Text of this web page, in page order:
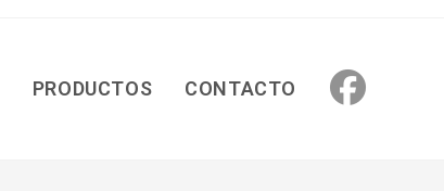
PRODUCTOS CONTACTO